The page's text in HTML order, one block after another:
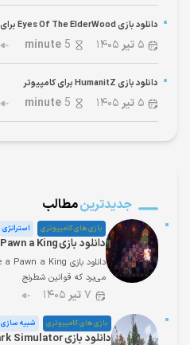
دانلود بازی Eyes Of The ElderWood برای کامپیوتر
۵ تیر ۱۴۰۵ 5
minute
دانلود بازی HumanitZ برای کامپیوتر
۵ تیر ۱۴۰۵ 5
minute
جدیدترینمطالب
بازی های کامپیوتری استراتژی
دانلود بازی Once a Pawn a King برای کامپیوتر
می‌برد که قوانین شطرنج
۷ تیر ۱۴۰۵
بازی های کامپیوتری شبیه سازی
دانلود بازی Fun Park Simulator برای کامپیوتر